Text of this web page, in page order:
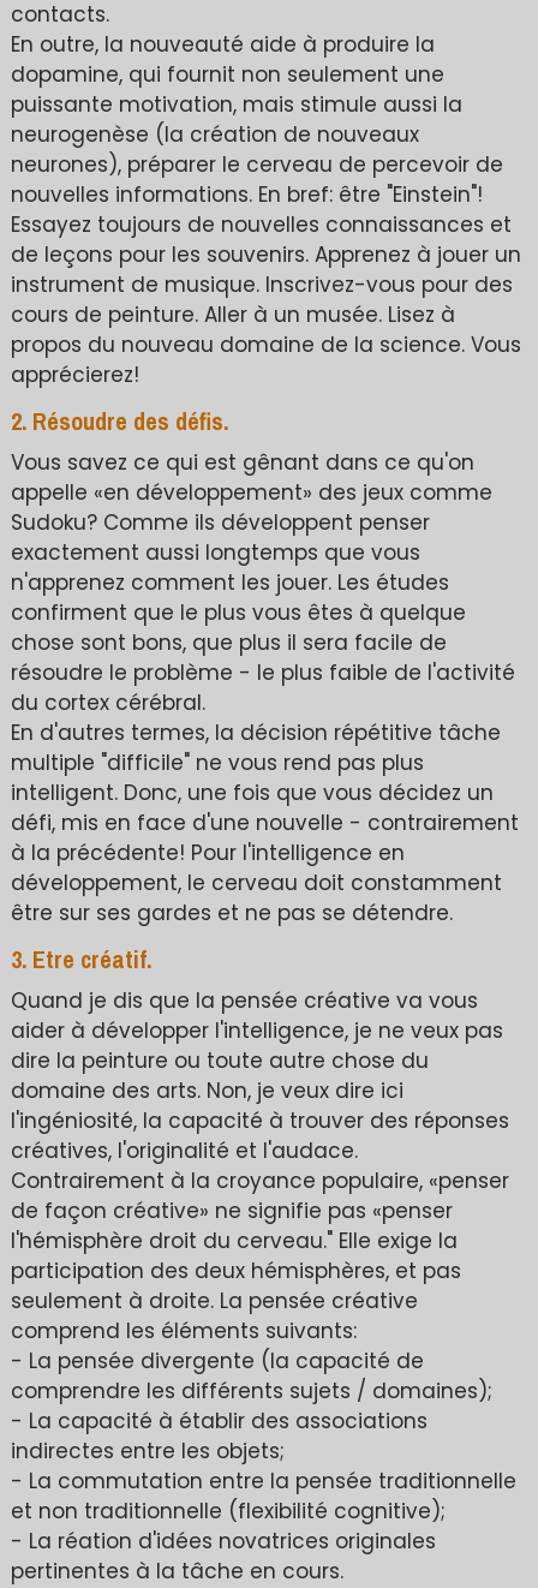
contacts.
En outre, la nouveauté aide à produire la
dopamine, qui fournit non seulement une
puissante motivation, mais stimule aussi la
neurogenèse (la création de nouveaux
neurones), préparer le cerveau de percevoir de
nouvelles informations. En bref: être "Einstein"!
Essayez toujours de nouvelles connaissances et
de leçons pour les souvenirs. Apprenez à jouer un
instrument de musique. Inscrivez-vous pour des
cours de peinture. Aller à un musée. Lisez à
propos du nouveau domaine de la science. Vous
apprécierez!
2. Résoudre des défis.
Vous savez ce qui est gênant dans ce qu'on
appelle «en développement» des jeux comme
Sudoku? Comme ils développent penser
exactement aussi longtemps que vous
n'apprenez comment les jouer. Les études
confirment que le plus vous êtes à quelque
chose sont bons, que plus il sera facile de
résoudre le problème - le plus faible de l'activité
du cortex cérébral.
En d'autres termes, la décision répétitive tâche
multiple "difficile" ne vous rend pas plus
intelligent. Donc, une fois que vous décidez un
défi, mis en face d'une nouvelle - contrairement
à la précédente! Pour l'intelligence en
développement, le cerveau doit constamment
être sur ses gardes et ne pas se détendre.
3. Etre créatif.
Quand je dis que la pensée créative va vous
aider à développer l'intelligence, je ne veux pas
dire la peinture ou toute autre chose du
domaine des arts. Non, je veux dire ici
l'ingéniosité, la capacité à trouver des réponses
créatives, l'originalité et l'audace.
Contrairement à la croyance populaire, «penser
de façon créative» ne signifie pas «penser
l'hémisphère droit du cerveau." Elle exige la
participation des deux hémisphères, et pas
seulement à droite. La pensée créative
comprend les éléments suivants:
- La pensée divergente (la capacité de
comprendre les différents sujets / domaines);
- La capacité à établir des associations
indirectes entre les objets;
- La commutation entre la pensée traditionnelle
et non traditionnelle (flexibilité cognitive);
- La réation d'idées novatrices originales
pertinentes à la tâche en cours.